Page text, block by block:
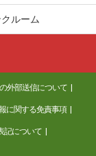
ルーム
外部送信について
に関する免責事項
記について